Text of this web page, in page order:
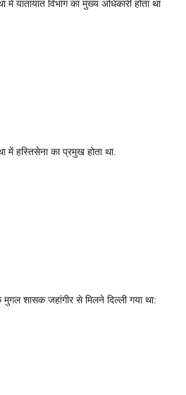
यातायात विभाग का मुख्य अधिकारी होता था
में हस्तिसेना का प्रमुख होता था.
शासक जहांगीर से मिलने दिल्ली गया था: